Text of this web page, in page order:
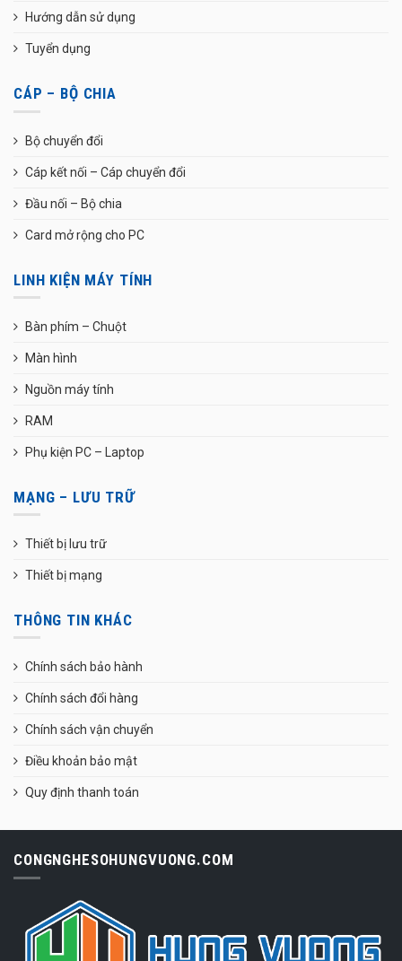
Hướng dẫn sử dụng
Tuyển dụng
CÁP – BỘ CHIA
Bộ chuyển đổi
Cáp kết nối – Cáp chuyển đổi
Đầu nối – Bộ chia
Card mở rộng cho PC
LINH KIỆN MÁY TÍNH
Bàn phím – Chuột
Màn hình
Nguồn máy tính
RAM
Phụ kiện PC – Laptop
MẠNG – LƯU TRỮ
Thiết bị lưu trữ
Thiết bị mạng
THÔNG TIN KHÁC
Chính sách bảo hành
Chính sách đổi hàng
Chính sách vận chuyển
Điều khoản bảo mật
Quy định thanh toán
CONGNGHESOHUNGVUONG.COM